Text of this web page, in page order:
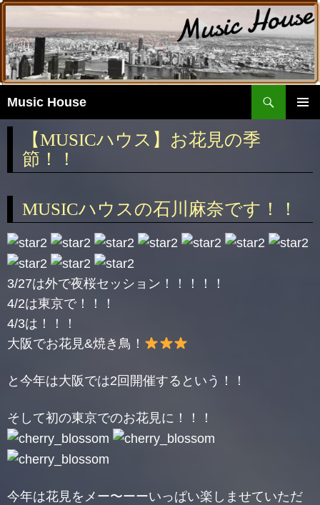
Music House
検
ニュ
ン
へ
動
【MUSICハウス】お花見の季
節！！
MUSICハウスの石川麻奈です！！
3/27は外で夜桜セッション！！！！！
4/2は東京で！！！
4/3は！！！
大阪でお花見&焼き鳥！
と今年は大阪では2回開催するという！！
そして初の東京でのお花見に！！！
今年は花見をメー〜ーーいっぱい楽しませていただ